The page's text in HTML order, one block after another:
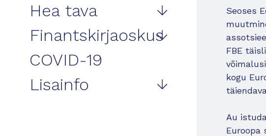
Hea tava
Finantskirjaoskus
COVID-19
Lisainfo
Seoses
FBE
kogu
Au
Euroopa